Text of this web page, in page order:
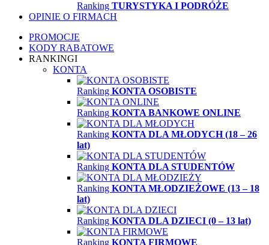
Ranking TURYSTYKA I PODRÓŻE
OPINIE O FIRMACH
PROMOCJE
KODY RABATOWE
RANKINGI
KONTA
Ranking KONTA OSOBISTE
Ranking KONTA BANKOWE ONLINE
Ranking KONTA DLA MŁODYCH (18 – 26
lat)
Ranking KONTA DLA STUDENTÓW
Ranking KONTA MŁODZIEŻOWE (13 – 18
lat)
Ranking KONTA DLA DZIECI (0 – 13 lat)
Ranking KONTA FIRMOWE